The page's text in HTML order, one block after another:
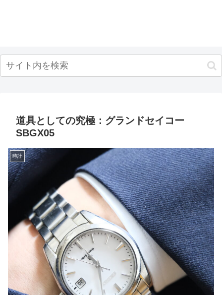
道具としての究極：グランドセイコー
SBGX05
時計